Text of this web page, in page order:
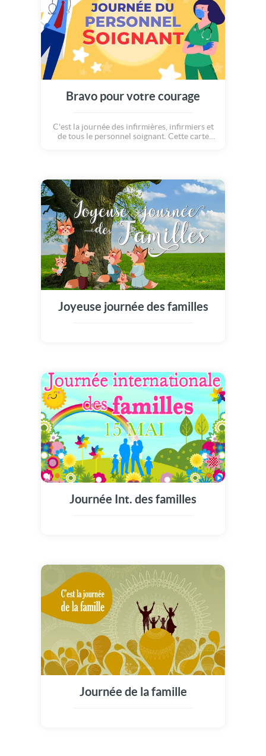
Bravo pour votre courage
C'est la journée des infirmières, infirmiers et
de tous le personnel soignant. Cette carte
toujours là pour redonner le sourire Merci
pour tout
Joyeuse journée des familles
Journée Int. des familles
Journée de la famille